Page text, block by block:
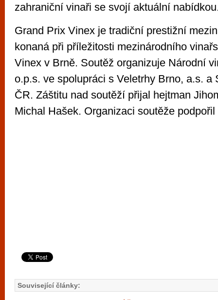
zahraniční vinaři se svojí aktuální
Grand Prix Vinex je tradiční prestižní
konaná při příležitosti mezinárodního
Vinex v Brně. Soutěž organizuje Národní
o.p.s. ve spolupráci s Veletrhy Brno, a.s. a
ČR. Záštitu nad soutěží přijal hejtman
Michal Hašek. Organizaci soutěže
Související články: